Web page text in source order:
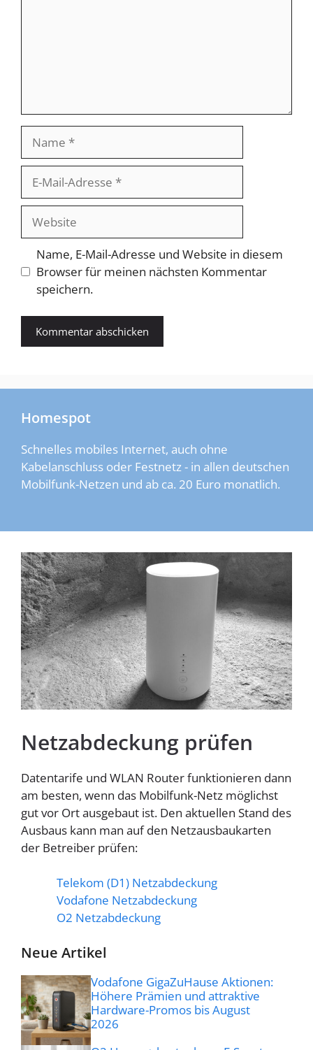
Mail-
Adresse
Website
Name, E-Mail-Adresse und Website in diesem
Browser für meinen nächsten Kommentar
speichern.
Homespot
Schnelles mobiles Internet, auch ohne
Kabelanschluss oder Festnetz - in allen deutschen
Mobilfunk-Netzen und ab ca. 20 Euro monatlich.
Netzabdeckung prüfen
Datentarife und WLAN Router funktionieren dann
am besten, wenn das Mobilfunk-Netz möglichst
gut vor Ort ausgebaut ist. Den aktuellen Stand des
Ausbaus kann man auf den Netzausbaukarten
der Betreiber prüfen:
Telekom (D1) Netzabdeckung
Vodafone Netzabdeckung
O2 Netzabdeckung
Neue Artikel
Vodafone GigaZuHause Aktionen:
Höhere Prämien und attraktive
Hardware-Promos bis August
2026